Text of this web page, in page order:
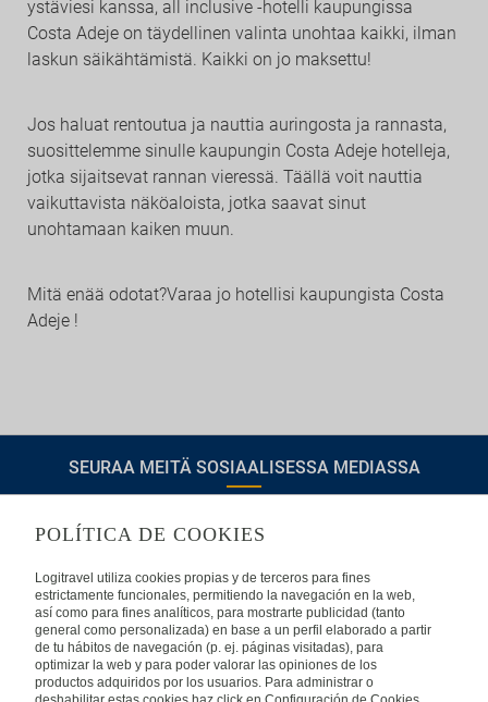
ystäviesi kanssa, all inclusive -hotelli kaupungissa
Costa Adeje on täydellinen valinta unohtaa kaikki, ilman
laskun säikähtämistä. Kaikki on jo maksettu!
Jos haluat rentoutua ja nauttia auringosta ja rannasta,
suosittelemme sinulle kaupungin Costa Adeje hotelleja,
jotka sijaitsevat rannan vieressä. Täällä voit nauttia
vaikuttavista näköaloista, jotka saavat sinut
unohtamaan kaiken muun.
Mitä enää odotat?Varaa jo hotellisi kaupungista Costa
Adeje !
SEURAA MEITÄ SOSIAALISESSA MEDIASSA
TIETOA LOGITRAVELISTA
Usein kysyttyjä kysymyksiä Ota yhteyttä
KÄYTTÖEHDOT
POLÍTICA DE COOKIES
Logitravel utiliza cookies propias y de terceros para fines
estrictamente funcionales, permitiendo la navegación en la web,
así como para fines analíticos, para mostrarte publicidad (tanto
general como personalizada) en base a un perfil elaborado a partir
de tu hábitos de navegación (p. ej. páginas visitadas), para
optimizar la web y para poder valorar las opiniones de los
productos adquiridos por los usuarios. Para administrar o